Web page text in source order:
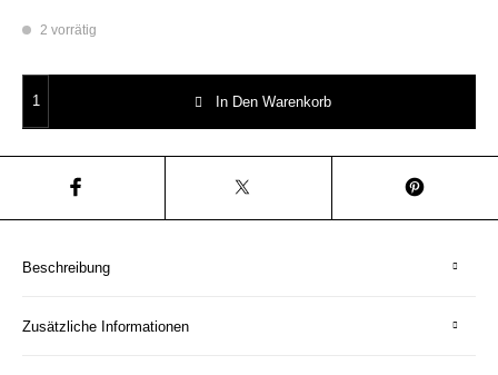
2 vorrätig
In Den Warenkorb
Beschreibung
Zusätzliche Informationen